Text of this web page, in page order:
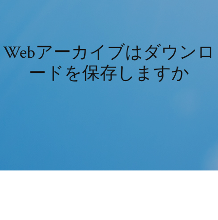
Webアーカイブはダウンロ
ードを保存しますか